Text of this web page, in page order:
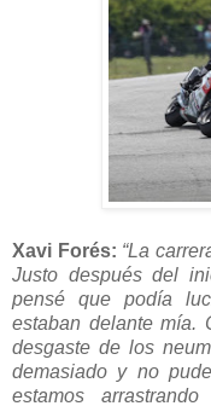
Xavi Forés: “La
Justo después del
pensé que podía
estaban delante
desgaste de los
demasiado y no
estamos